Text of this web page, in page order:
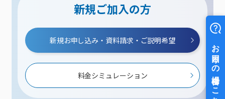
新規ご加入の方
新規お申し込み・資料請求・ご説明希望
料金シミュレーション